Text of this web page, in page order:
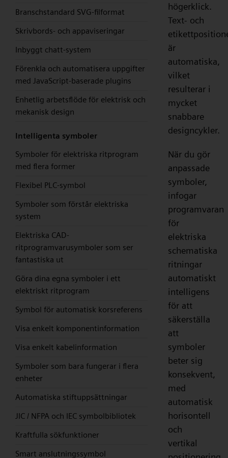
Branschstandard SVG-filformat
Skrivbords- och appaviseringar
Inbyggt chatt-system
Förenkla och automatisera uppgifter
med JavaScript-baserade plugins
Enhetlig arbetsflöde för elektrisk och
mekanisk design
Intelligenta symboler
Symboler för elektriska ritprogram
med flera former
Flexibel PLC-symbol
Symboler som förstår elektriska
system
Elektriska CAD-
ritprogramvarusymboler som ser
fantastiska ut
Göra dina egna symboler i ett
elektriskt ritprogram
Symbol för automatisk korsreferens
Visa enkelt komponentinformation
Visa enkelt kabelinformation
Symboler som bara fungerar i flera
enheter
Automatiska stiftuppsättningar
JIC / NFPA och IEC symbolbibliotek
Kraftfulla sökfunktioner
Smart anslutningssymbol
högerklick.
Text- och
är
automatiska,
vilket
resulterar i
mycket
snabbare
designcykler.
När du gör
anpassade
symboler,
infogar
programvaran
för
elektriska
schematiska
ritningar
automatiskt
intelligens
för att
säkerställa
att
symboler
beter sig
konsekvent,
med
automatisk
horisontell
och
vertikal